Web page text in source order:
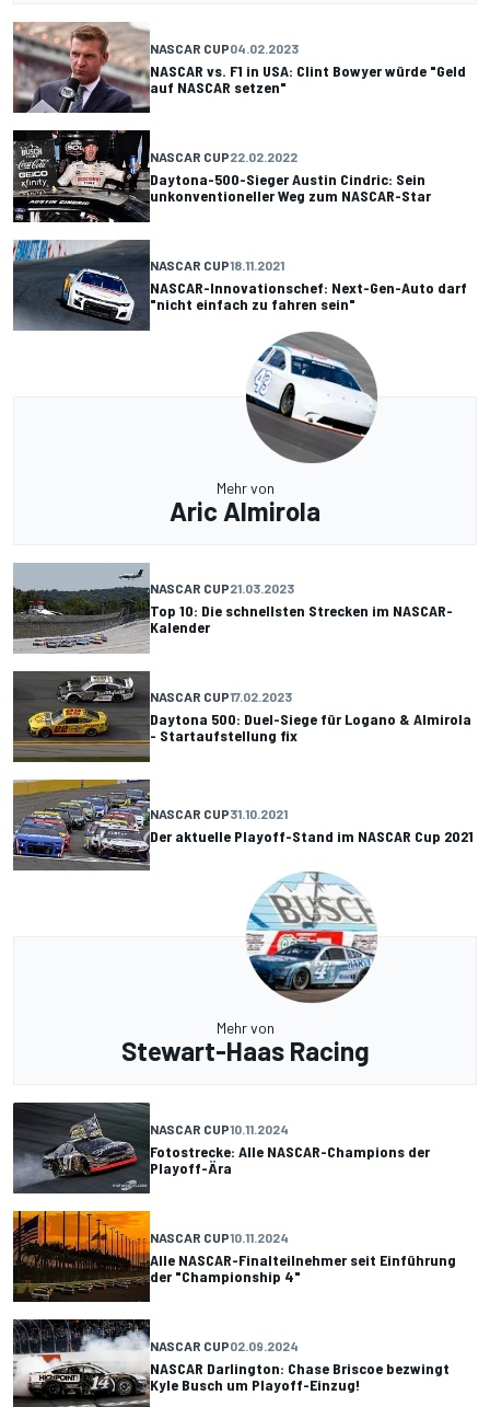
NASCAR CUP04.02.2023
NASCAR vs. F1 in USA: Clint Bowyer würde "Geld
auf NASCAR setzen"
NASCAR CUP22.02.2022
Daytona-500-Sieger Austin Cindric: Sein
unkonventioneller Weg zum NASCAR-Star
NASCAR CUP18.11.2021
NASCAR-Innovationschef: Next-Gen-Auto darf
"nicht einfach zu fahren sein"
Mehr von
Aric Almirola
NASCAR CUP21.03.2023
Top 10: Die schnellsten Strecken im NASCAR-
Kalender
NASCAR CUP17.02.2023
Daytona 500: Duel-Siege für Logano & Almirola
- Startaufstellung fix
NASCAR CUP31.10.2021
Der aktuelle Playoff-Stand im NASCAR Cup 2021
Mehr von
Stewart-Haas Racing
NASCAR CUP10.11.2024
Fotostrecke: Alle NASCAR-Champions der
Playoff-Ära
NASCAR CUP10.11.2024
Alle NASCAR-Finalteilnehmer seit Einführung
der "Championship 4"
NASCAR CUP02.09.2024
NASCAR Darlington: Chase Briscoe bezwingt
Kyle Busch um Playoff-Einzug!